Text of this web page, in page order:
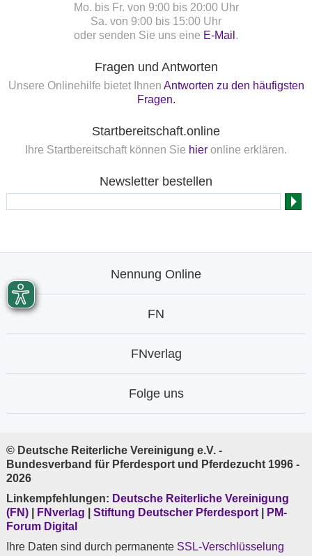
Mo. bis Fr. von 9:00 bis 20:00 Uhr
Sa. von 9:00 bis 15:00 Uhr
oder senden Sie uns eine E-Mail .
Fragen und Antworten
Unsere Onlinehilfe bietet Ihnen Antworten zu den häufigsten
Fragen.
Startbereitschaft.online
Ihre Startbereitschaft können Sie hier online erklären.
Newsletter bestellen
Nennung Online
FN
FNverlag
Folge uns
© Deutsche Reiterliche Vereinigung e.V. -
Bundesverband für Pferdesport und Pferdezucht 1996 -
2026
Linkempfehlungen: Deutsche Reiterliche Vereinigung
(FN)
FNverlag Stiftung Deutscher Pferdesport
PM-
Forum Digital
Ihre Daten sind durch permanente SSL-Verschlüsselung